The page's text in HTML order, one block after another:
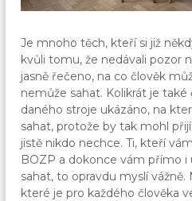
Je mnoho těch, kteří si již
kvůli tomu, že nedávali pozor
jasně řečeno, na co člověk
nemůže sahat. Kolikrát je
daného stroje ukázáno, na
sahat, protože by tak mohl
jistě nikdo nechce. Ti, kteří
BOZP a dokonce vám přímo i
sahat, to opravdu myslí vážně.
které je pro každého člověka